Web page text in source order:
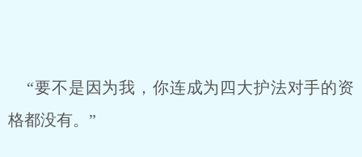
“要不是因为我，你连成为四大护法对手的资
格都没有。”